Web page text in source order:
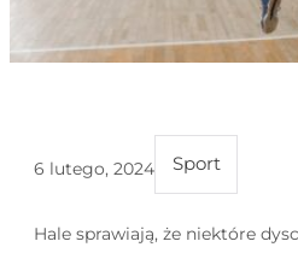
6 lutego, 2024 Sport
Hale sprawiają, że niektóre